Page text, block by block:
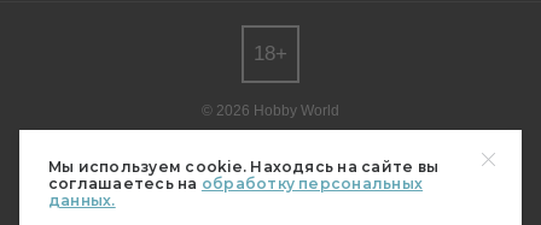
Мы используем cookie. Находясь на сайте вы
соглашаетесь на обработку персональных
данных.
© 2026 Hobby World
редакции.
Мнение авторов может не совпадать с мнением редакции.
Свидетельство о регистрации СМИ серия Эл № ФС77-82485
18+